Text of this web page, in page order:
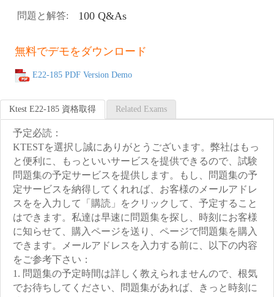
問題と解答: 100 Q&As
無料でデモをダウンロード
E22-185 PDF Version Demo
Ktest E22-185 資格取得 Related Exams
予定必読：
KTESTを選択し誠にありがとうございます。弊社はもっ
と便利に、もっといいサービスを提供できるので、試験
問題集の予定サービスを提供します。もし、問題集の予
定サービスを納得してくれれば、お客様のメールアドレ
スをを入力して「購読」をクリックして、予定すること
はできます。私達は早速に問題集を探し、時刻にお客様
に知らせて、購入ページを送り、ページで問題集を購入
できます。メールアドレスを入力する前に、以下の内容
をご参考下さい：
1. 問題集の予定時間は詳しく教えられませんので、根気
でお待ちしてください、問題集があれば、きっと時刻に